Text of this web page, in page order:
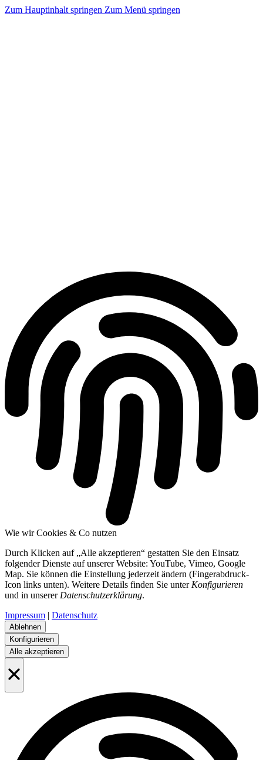
Zum Hauptinhalt springen Zum Menü springen
Wie wir Cookies & Co nutzen
Durch Klicken auf „Alle akzeptieren“ gestatten Sie den Einsatz
folgender Dienste auf unserer Website: YouTube, Vimeo, Google
Map. Sie können die Einstellung jederzeit ändern (Fingerabdruck-
Icon links unten). Weitere Details finden Sie unter Konfigurieren
und in unserer Datenschutzerklärung.
Impressum | Datenschutz
Ablehnen
Konfigurieren
Alle akzeptieren